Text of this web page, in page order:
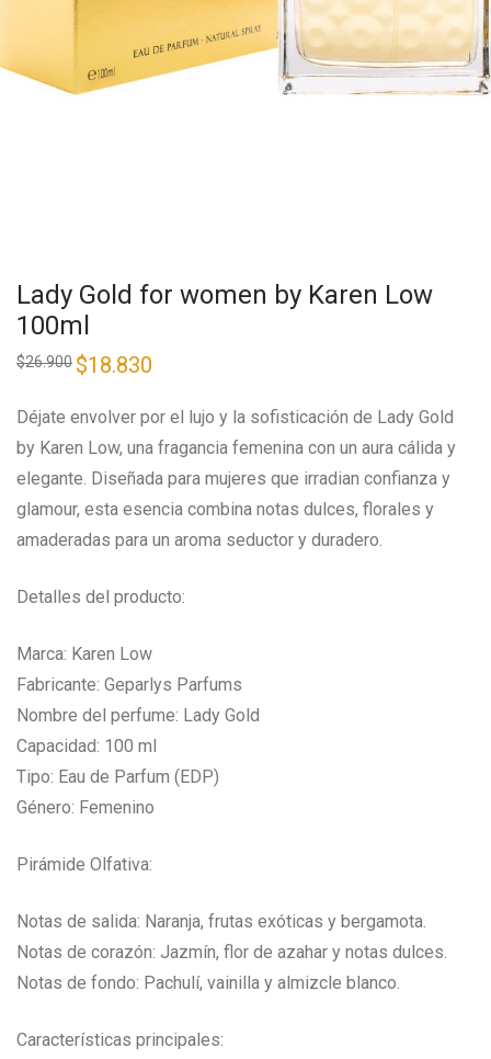
Lady Gold for women by Karen Low
100ml
$26.900 $18.830
Déjate envolver por el lujo y la sofisticación de Lady Gold
by Karen Low, una fragancia femenina con un aura cálida y
elegante. Diseñada para mujeres que irradian confianza y
glamour, esta esencia combina notas dulces, florales y
amaderadas para un aroma seductor y duradero.
Detalles del producto:
Marca: Karen Low
Fabricante: Geparlys Parfums
Nombre del perfume: Lady Gold
Capacidad: 100 ml
Tipo: Eau de Parfum (EDP)
Género: Femenino
Pirámide Olfativa:
Notas de salida: Naranja, frutas exóticas y bergamota.
Notas de corazón: Jazmín, flor de azahar y notas dulces.
Notas de fondo: Pachulí, vainilla y almizcle blanco.
Características principales: